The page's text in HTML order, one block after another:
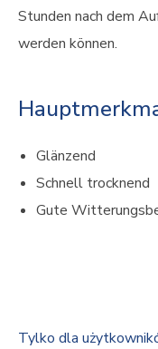
Stunden nach dem
werden können.
Glänzend
Schnell trocknend
Gute
Tylko dla